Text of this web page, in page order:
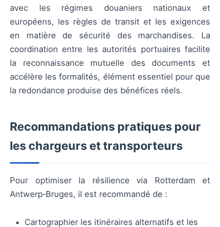
avec les régimes douaniers nationaux et
européens, les règles de transit et les exigences
en matière de sécurité des marchandises. La
coordination entre les autorités portuaires facilite
la reconnaissance mutuelle des documents et
accélère les formalités, élément essentiel pour que
la redondance produise des bénéfices réels.
Recommandations pratiques pour
les chargeurs et transporteurs
Pour optimiser la résilience via Rotterdam et
Antwerp‑Bruges, il est recommandé de :
Cartographier les itinéraires alternatifs et les